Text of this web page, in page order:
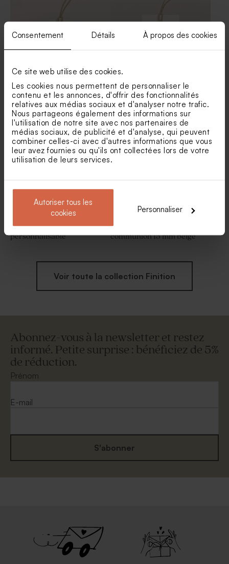
Consentement Détails À propos des cookies
Ce site web utilise des cookies.
Les cookies nous permettent de personnaliser le
contenu et les annonces, d'offrir des fonctionnalités
relatives aux médias sociaux et d'analyser notre trafic.
Nous partageons également des informations sur
l'utilisation de notre site avec nos partenaires de
médias sociaux, de publicité et d'analyse, qui peuvent
combiner celles-ci avec d'autres informations que vous
leur avez fournies ou qu'ils ont collectées lors de votre
utilisation de leurs services.
Autoriser tous les
cookies
Personnaliser
Menu communion rayures
Set de table communion
rayures
Etiquette communion ronde
jolies fleurs ey dorure
Etiquette communion noeud
ruban doré
Pic à planter décoratif
personnalisable
Bobine ruban coton
communion 15 mm beige
Voir toute la collection Finition
Abonnez-vous à la newsletter et restez
informé. Petite surprise : bénéficiez de 5%
de réduction.
Prénom
E-mail
S'abonner